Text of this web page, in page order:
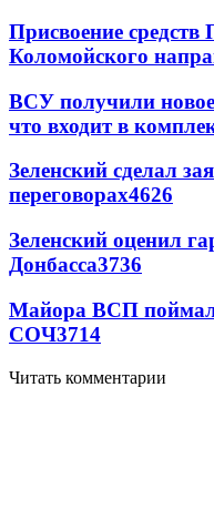
Присвоение
Коломойского
ВСУ получили
что входит в
Зеленский сделал
переговорах4626
Зеленский оценил
Донбасса3736
Майора ВСП
СОЧ3714
Читать комментарии